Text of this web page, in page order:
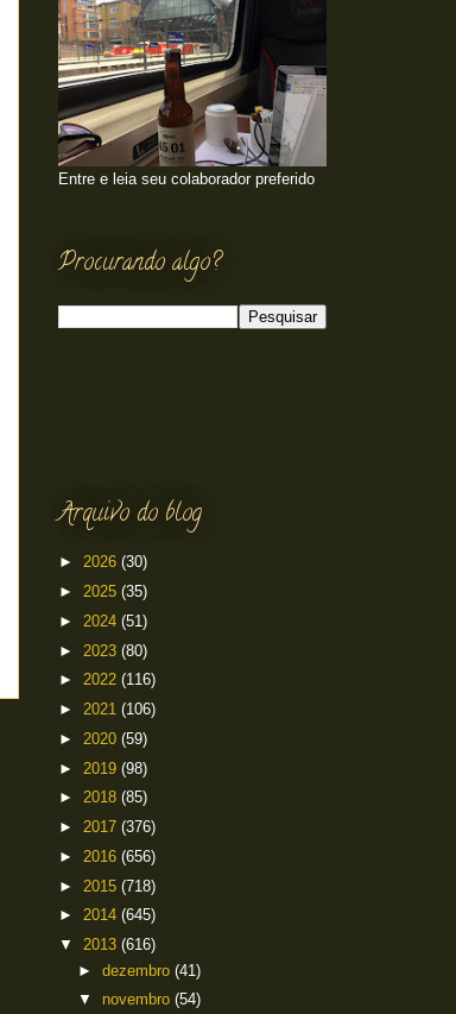
Entre e leia seu colaborador preferido
Procurando algo?
Arquivo do blog
► 2026 (30)
► 2025 (35)
► 2024 (51)
► 2023 (80)
► 2022 (116)
► 2021 (106)
► 2020 (59)
► 2019 (98)
► 2018 (85)
► 2017 (376)
► 2016 (656)
► 2015 (718)
► 2014 (645)
▼ 2013 (616)
► dezembro (41)
▼ novembro (54)